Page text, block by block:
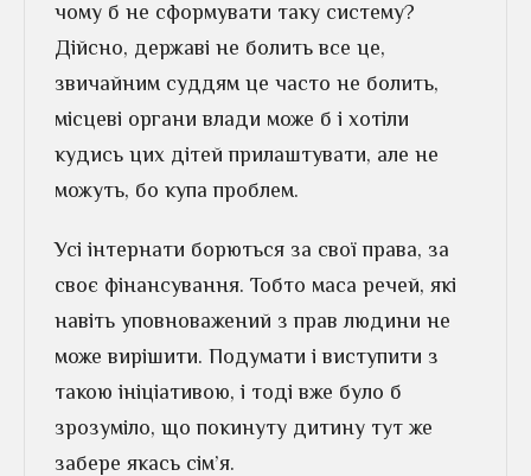
чому б не сформувати таку систему?
Дійсно, державі не болить все це,
звичайним суддям це часто не болить,
місцеві органи влади може б і хотіли
кудись цих дітей прилаштувати, але не
можуть, бо купа проблем.
Усі інтернати борються за свої права, за
своє фінансування. Тобто маса речей, які
навіть уповноважений з прав людини не
може вирішити. Подумати і виступити з
такою ініціативою, і тоді вже було б
зрозуміло, що покинуту дитину тут же
забере якась сім’я.